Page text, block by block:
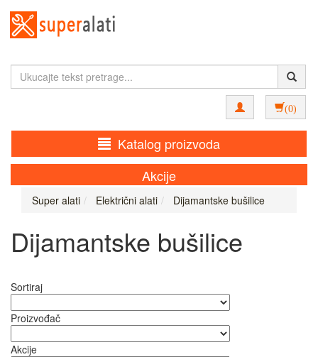
(0)
Katalog proizvoda
Akcije
Super alati Električni alati Dijamantske bušilice
Dijamantske bušilice
Sortiraj
Proizvođač
Akcije